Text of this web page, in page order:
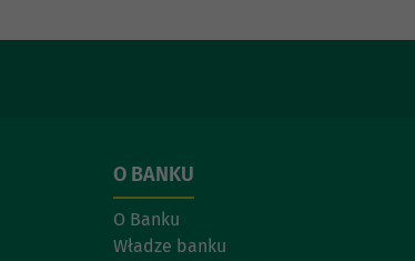
O BANKU
O Banku
Władze banku